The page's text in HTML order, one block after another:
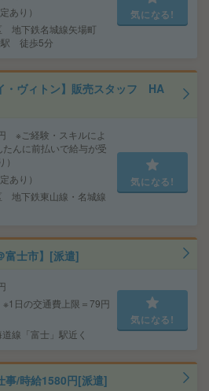
あり）
地下鉄名城線矢場町
駅 徒歩5分
気になる!
・ヴィトン】販売スタッフ HA
※ご経験・スキルによ
んに前払いで給与が受
あり）
地下鉄東山線・名城線
気になる!
富士市】[派遣]
日の交通費上限＝79円
線「富士」駅近く
気になる!
事/時給1580円[派遣]